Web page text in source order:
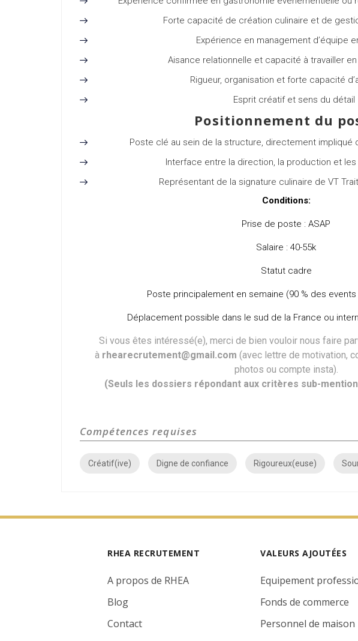
Forte capacité de création culinaire et de
Expérience en management d’équipe
Aisance relationnelle et capacité à travailler
Rigueur, organisation et forte capacité
Esprit créatif et sens du détail
Positionnement du
Poste clé au sein de la structure, directement impliqué
Interface entre la direction, la production et
Représentant de la signature culinaire de VT
Conditions:
Prise de poste : ASAP
Salaire : 40-55k
Statut cadre
Poste principalement en semaine (90 % des
Déplacement possible dans le sud de la France ou
Si vous êtes intéressé(e), merci de bien vouloir nous faire
à rhearecrutement@gmail.com (avec lettre de motivation,
photos ou compte insta).
(Seuls les dossiers répondant aux critères sub-
Compétences requises
Créatif(ive) Digne de confiance Rigoureux(euse)
RHEA RECRUTEMENT
A propos de RHEA
Blog
Contact
VALEURS AJOUTÉES
Equipement
Fonds de commerce
Personnel de maison